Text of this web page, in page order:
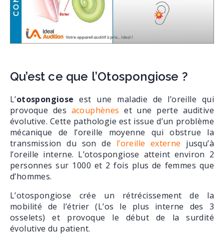
Qu’est ce que l’Otospongiose ?
L’otospongiose est une maladie de l’oreille qui
provoque des acouphènes et une perte auditive
évolutive. Cette pathologie est issue d’un problème
mécanique de l’oreille moyenne qui obstrue la
transmission du son de l’oreille externe jusqu’à
l’oreille interne. L’otospongiose atteint environ 2
personnes sur 1000 et 2 fois plus de femmes que
d’hommes.
L’otospongiose crée un rétrécissement de la
mobilité de l’étrier (L’os le plus interne des 3
osselets) et provoque le début de la surdité
évolutive du patient.